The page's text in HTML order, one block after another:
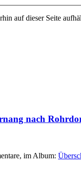
auf dieser Seite
nach
im Album: